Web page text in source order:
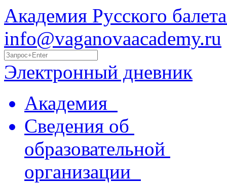
Академия Русского
info@vaganovaacademy.ru
Электронный дневник
Академия
Сведения об
образовательной
организации